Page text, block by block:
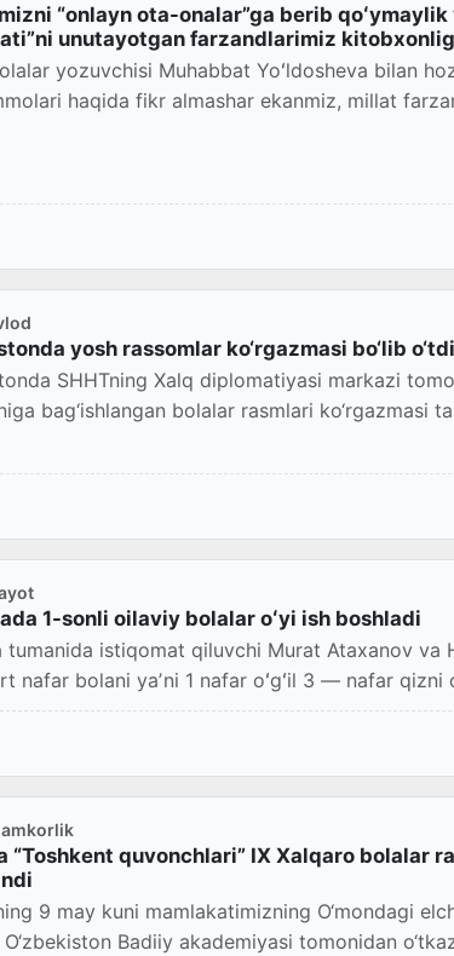
“onlayn ota-onalar”ga berib
unutayotgan farzandlarimiz
yozuvchisi Muhabbat Yoʻldosheva bilan
haqida fikr almashar ekanmiz, millat
yosh rassomlar ko‘rgazmasi bo‘lib o‘tdi
SHHTning Xalq diplomatiyasi markazi
bag‘ishlangan bolalar rasmlari ko‘rgazmasi
1-sonli oilaviy bolalar oʻyi ish boshladi
tumanida istiqomat qiluvchi Murat Ataxanov
nafar bolani yaʼni 1 nafar oʻgʻil 3 — nafar qizni
“Toshkent quvonchlari” IX Xalqaro
9 may kuni mamlakatimizning O‘mondagi
Badiiy akademiyasi tomonidan